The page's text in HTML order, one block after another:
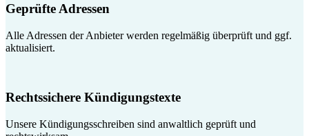
Geprüfte Adressen
Alle Adressen der Anbieter werden regelmäßig überprüft und ggf.
aktualisiert.
Rechtssichere Kündigungstexte
Unsere Kündigungsschreiben sind anwaltlich geprüft und